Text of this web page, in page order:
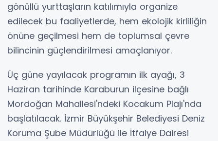
gönüllü yurttaşların katılımıyla organize
edilecek bu faaliyetlerde, hem ekolojik kirliliğin
önüne geçilmesi hem de toplumsal çevre
bilincinin güçlendirilmesi amaçlanıyor.
Üç güne yayılacak programın ilk ayağı, 3
Haziran tarihinde Karaburun ilçesine bağlı
Mordoğan Mahallesi'ndeki Kocakum Plajı'nda
başlatılacak. İzmir Büyükşehir Belediyesi Deniz
Koruma Şube Müdürlüğü ile İtfaiye Dairesi